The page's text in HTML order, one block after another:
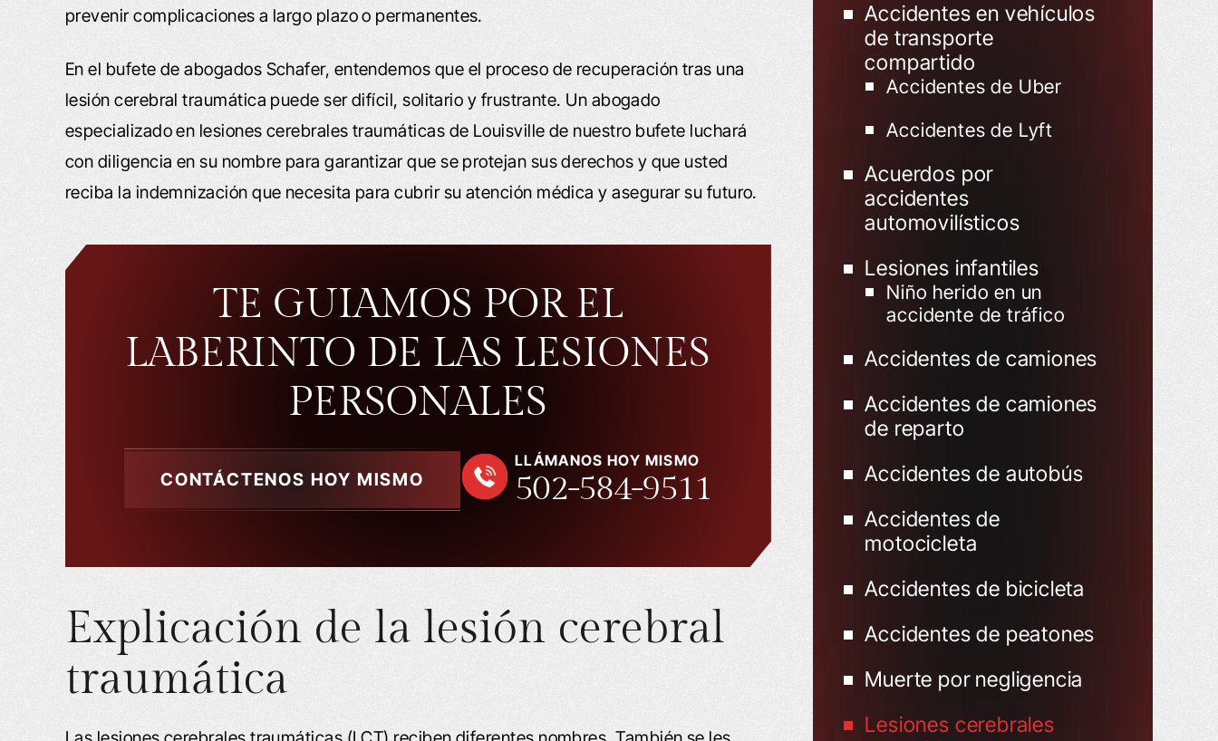
prevenir complicaciones a largo plazo o permanentes.
En el bufete de abogados Schafer, entendemos que el proceso de recuperación tras una
lesión cerebral traumática puede ser difícil, solitario y frustrante. Un abogado
especializado en lesiones cerebrales traumáticas de Louisville de nuestro bufete luchará
con diligencia en su nombre para garantizar que se protejan sus derechos y que usted
reciba la indemnización que necesita para cubrir su atención médica y asegurar su futuro.
TE GUIAMOS POR EL
LABERINTO DE LAS LESIONES
PERSONALES
CONTÁCTENOS HOY MISMO
LLÁMANOS HOY MISMO
502-584-9511
Explicación de la lesión cerebral
traumática
Accidentes en vehículos
de transporte
compartido
Accidentes de Uber
Accidentes de Lyft
Acuerdos por
accidentes
automovilísticos
Lesiones infantiles
Niño herido en un
accidente de tráfico
Accidentes de camiones
Accidentes de camiones
de reparto
Accidentes de autobús
Accidentes de
motocicleta
Accidentes de bicicleta
Accidentes de peatones
Muerte por negligencia
Lesiones cerebrales